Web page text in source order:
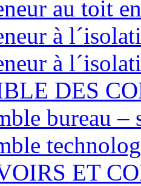
au toit
à
à
DES
bureau –
ET